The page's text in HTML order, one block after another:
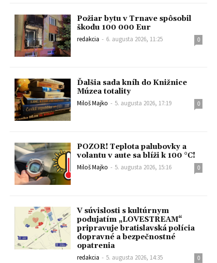
Požiar bytu v Trnave spôsobil
škodu 100 000 Eur
redakcia - 6. augusta 2026, 11:25 0
Ďalšia sada kníh do Knižnice
Múzea totality
Miloš Majko - 5. augusta 2026, 17:19 0
POZOR! Teplota palubovky a
volantu v aute sa blíži k 100 °C!
Miloš Majko - 5. augusta 2026, 15:16 0
V súvislosti s kultúrnym
podujatím „LOVESTREAM“
pripravuje bratislavská polícia
dopravné a bezpečnostné
opatrenia
redakcia - 5. augusta 2026, 14:35 0